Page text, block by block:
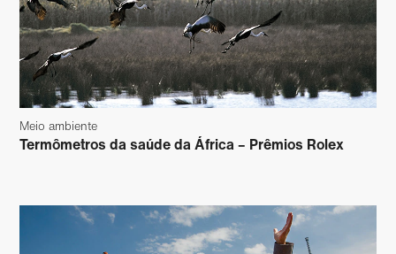
Meio ambiente
Termômetros da saúde da África – Prêmios Rolex